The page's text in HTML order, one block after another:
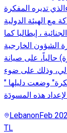
تديره المفكرة
مع الهيئة الدولية
، إيطاليا كما
الشؤون الخارجية
حالياً، على صيانة
وذلك على ضوء
وضعت دليلها "
LebanonFeb
TL